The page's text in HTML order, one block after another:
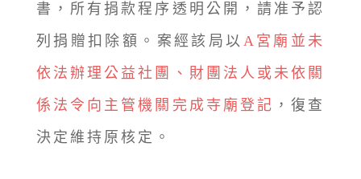
書，所有捐款程序透明公開，請准予認
列捐贈扣除額。案經該局以 A宮廟並未
依法辦理公益社團、財團法人或未依關
係法令向主管機關完成寺廟登記 ，復查
決定維持原核定。